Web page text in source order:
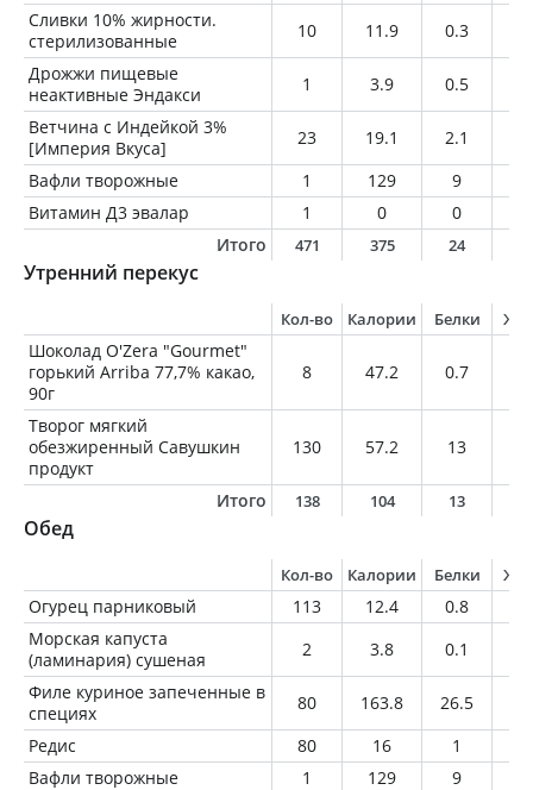
Сливки 10% жирности.
стерилизованные
10 11.9 0.3
Дрожжи пищевые
неактивные Эндакси
1 3.9 0.5
Ветчина с Индейкой 3%
[Империя Вкуса]
23 19.1 2.1
Вафли творожные
1 129 9
Витамин Д3 эвалар
1 0 0
Итого
471 375 24
Утренний перекус
Кол-во Калории Белки
Шоколад O'Zera "Gourmet"
горький Arriba 77,7% какао,
90г
8 47.2 0.7
Творог мягкий
обезжиренный Савушкин
продукт
130 57.2 13
Итого 138 104 13
Обед
Кол-во Калории Белки
Огурец парниковый 113 12.4 0.8
Морская капуста
(ламинария) сушеная
2 3.8 0.1
Филе куриное запеченные в
специях
80 163.8 26.5
Редис
80 16 1
Вафли творожные
1 129 9